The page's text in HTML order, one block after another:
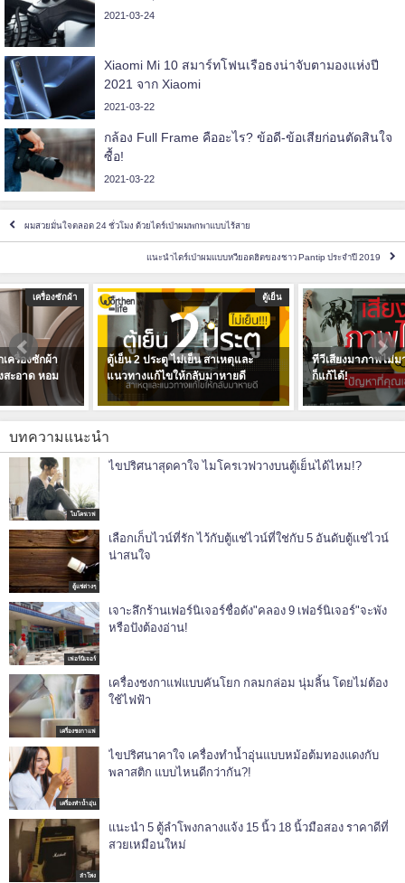
2021-03-24
Xiaomi Mi 10 สมาร์ทโฟนเรือธงน่าจับตามองแห่งปี
2021 จาก Xiaomi
2021-03-22
กล้อง Full Frame คืออะไร? ข้อดี-ข้อเสียก่อนตัดสินใจ
ซื้อ!
2021-03-22
ผมสวยมั่นใจตลอด 24 ชั่วโมง ด้วยไดร์เป่าผมพกพาแบบไร้สาย
แนะนำไดร์เป่าผมแบบหวียอดฮิตของชาว Pantip ประจำปี 2019
ตู้เย็น
ตู้เย็น 2 ประตู ไม่เย็น สาเหตุและ
แนวทางแก้ไขให้กลับมาหายดี
ทีวี
ทีวีเสียงมาภาพไม่มา ปัญหาที่คุณเอง
ก็แก้ได้!
บทความแนะนำ
ไมโครเวฟ
ไขปริศนาสุดคาใจ ไมโครเวฟวางบนตู้เย็นได้ไหม!?
ตู้แช่ต่างๆ
เลือกเก็บไวน์ที่รัก ไว้กับตู้แช่ไวน์ที่ใช่กับ 5 อันดับตู้แช่ไวน์
น่าสนใจ
เฟอร์นิเจอร์
เจาะลึกร้านเฟอร์นิเจอร์ชื่อดัง"คลอง 9 เฟอร์นิเจอร์"จะพัง
หรือปังต้องอ่าน!
เครื่องชงกาแฟ
เครื่องชงกาแฟแบบคันโยก กลมกล่อม นุ่มลิ้น โดยไม่ต้อง
ใช้ไฟฟ้า
เครื่องทำน้ำอุ่น
ไขปริศนาคาใจ เครื่องทําน้ำอุ่นแบบหม้อต้มทองแดงกับ
พลาสติก แบบไหนดีกว่ากัน?!
ลำโพง
แนะนำ 5 ตู้ลําโพงกลางแจ้ง 15 นิ้ว 18 นิ้วมือสอง ราคาดีที่
สวยเหมือนใหม่